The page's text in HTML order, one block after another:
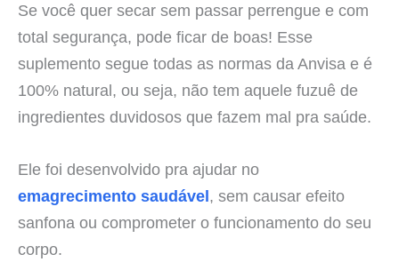
Se você quer secar sem passar perrengue e com
total segurança, pode ficar de boas! Esse
suplemento segue todas as normas da Anvisa e é
100% natural, ou seja, não tem aquele fuzuê de
ingredientes duvidosos que fazem mal pra saúde.
Ele foi desenvolvido pra ajudar no
emagrecimento saudável, sem causar efeito
sanfona ou comprometer o funcionamento do seu
corpo.